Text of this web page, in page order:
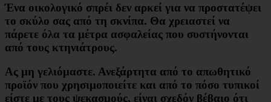
Ένα οικολογικό σπρέι δεν αρκεί για να προστατέψει
το σκύλο σας από τη σκνίπα. Θα χρειαστεί να
πάρετε όλα τα μέτρα ασφαλείας που συστήνονται
από τους κτηνιάτρους.
Ας μη γελιόμαστε. Ανεξάρτητα από το απωθητικό
προϊόν που χρησιμοποιείτε και από το πόσο τυπικοί
είστε με τους ψεκασμούς, είναι σχεδόν βέβαιο ότι